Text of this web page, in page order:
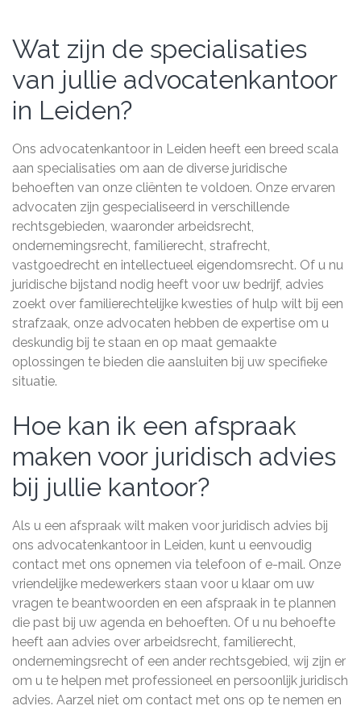
Wat zijn de specialisaties
van jullie advocatenkantoor
in Leiden?
Ons advocatenkantoor in Leiden heeft een breed scala
aan specialisaties om aan de diverse juridische
behoeften van onze cliënten te voldoen. Onze ervaren
advocaten zijn gespecialiseerd in verschillende
rechtsgebieden, waaronder arbeidsrecht,
ondernemingsrecht, familierecht, strafrecht,
vastgoedrecht en intellectueel eigendomsrecht. Of u nu
juridische bijstand nodig heeft voor uw bedrijf, advies
zoekt over familierechtelijke kwesties of hulp wilt bij een
strafzaak, onze advocaten hebben de expertise om u
deskundig bij te staan en op maat gemaakte
oplossingen te bieden die aansluiten bij uw specifieke
situatie.
Hoe kan ik een afspraak
maken voor juridisch advies
bij jullie kantoor?
Als u een afspraak wilt maken voor juridisch advies bij
ons advocatenkantoor in Leiden, kunt u eenvoudig
contact met ons opnemen via telefoon of e-mail. Onze
vriendelijke medewerkers staan voor u klaar om uw
vragen te beantwoorden en een afspraak in te plannen
die past bij uw agenda en behoeften. Of u nu behoefte
heeft aan advies over arbeidsrecht, familierecht,
ondernemingsrecht of een ander rechtsgebied, wij zijn er
om u te helpen met professioneel en persoonlijk juridisch
advies. Aarzel niet om contact met ons op te nemen en